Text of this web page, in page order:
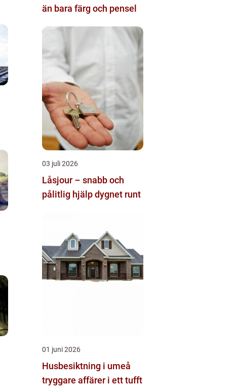
än bara färg och pensel
03 juli 2026
Låsjour – snabb och
pålitlig hjälp dygnet runt
01 juni 2026
Husbesiktning i umeå
tryggare affärer i ett tufft